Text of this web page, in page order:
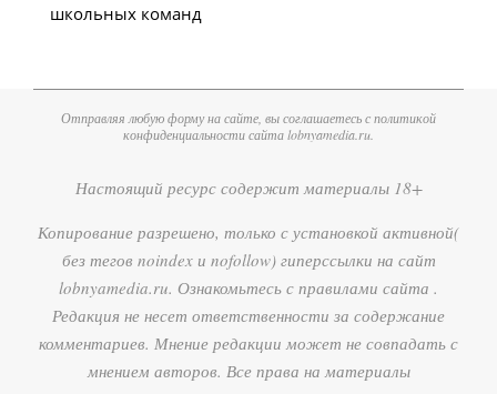
школьных команд
Отправляя любую форму на сайте, вы соглашаетесь с политикой
конфиденциальности сайта lobnyamedia.ru.
Настоящий ресурс содержит материалы 18+
Копирование разрешено, только с установкой активной(
без тегов noindex и nofollow) гиперссылки на сайт
lobnyamedia.ru. Ознакомьтесь с правилами сайта .
Редакция не несет ответственности за содержание
комментариев. Мнение редакции может не совпадать с
мнением авторов. Все права на материалы